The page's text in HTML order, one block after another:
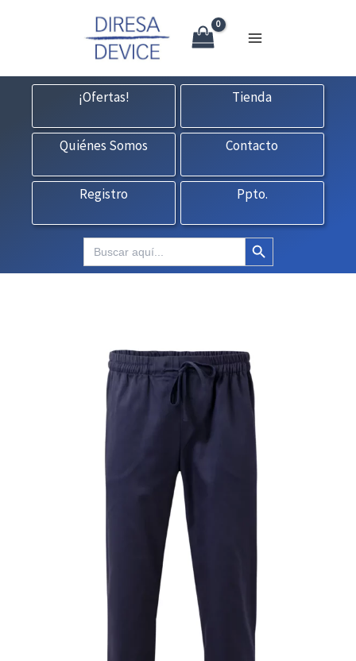
consultas@fedbuy.es| Formulario | Tlf.
¡Ofertas!
Tienda
Quiénes Somos Contacto
Registro Ppto.
Buscar: Botón de búsqueda